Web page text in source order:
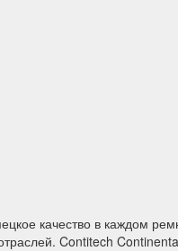
Contitech